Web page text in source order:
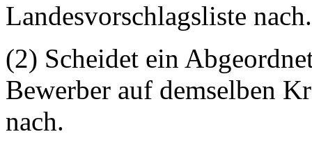
Landesvorschlagsliste nach.
(2) Scheidet ein
Bewerber auf demselben
nach.